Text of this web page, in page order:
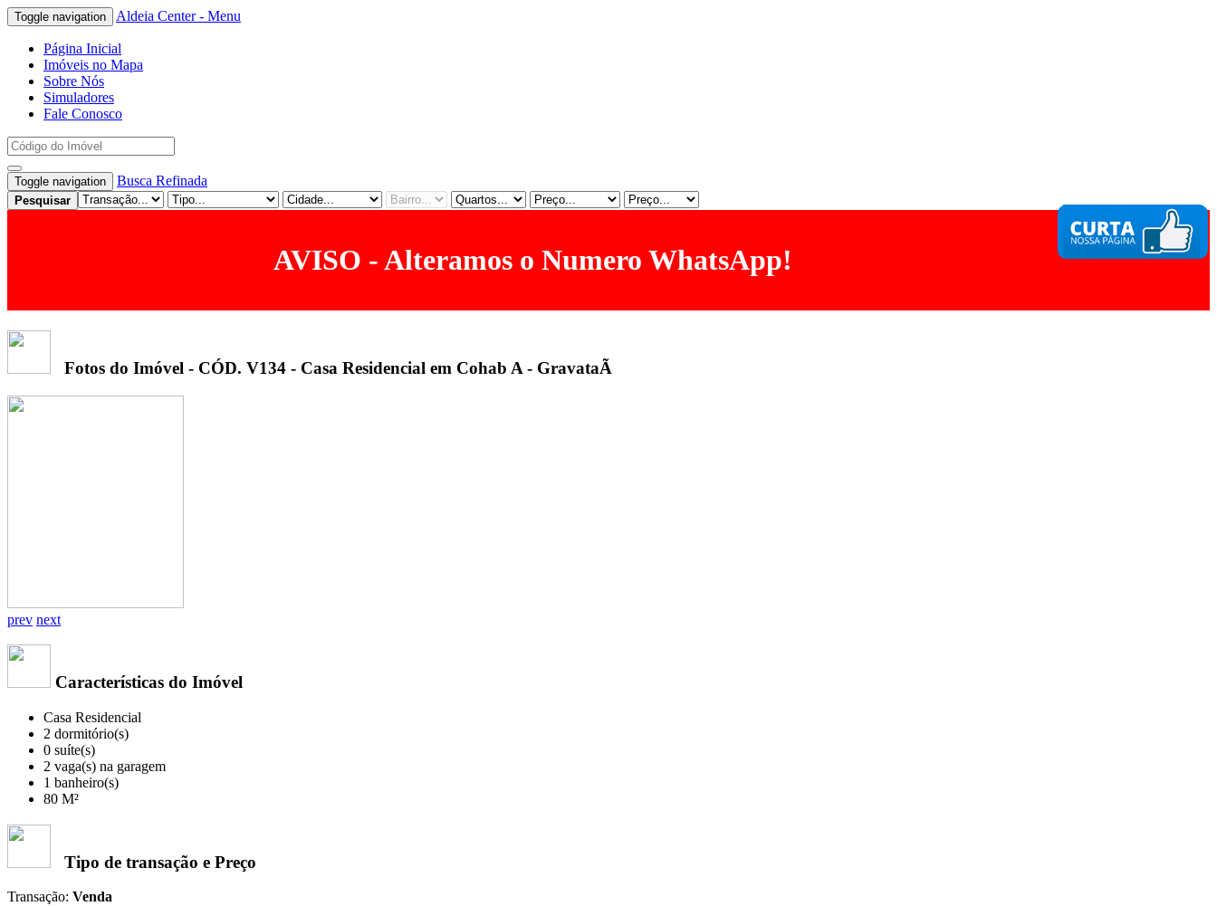
Toggle navigation Aldeia Center - Menu
Página Inicial
Imóveis no Mapa
Sobre Nós
Simuladores
Fale Conosco
Toggle navigation Busca Refinada
Pesquisar
AVISO - Alteramos o Numero WhatsApp!
Fotos do Imóvel - CÓD. V134 - Casa Residencial em Cohab A - GravataÃ­
prev next
Características do Imóvel
Casa Residencial
2 dormitório(s)
0 suíte(s)
2 vaga(s) na garagem
1 banheiro(s)
80 M²
Tipo de transação e Preço
Transação: Venda